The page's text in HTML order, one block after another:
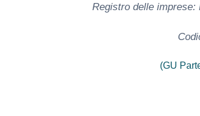
Registro delle imprese:
(GU